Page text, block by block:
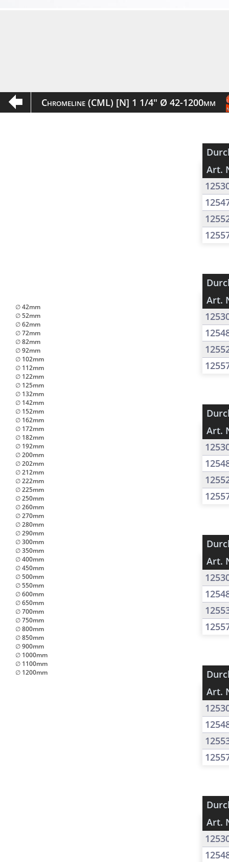
Chromeline (CML) [N] 1 1/4" Ø 42-1200mm
Art.
Art.
Art.
Art.
Art.
Art.
∅ 42mm
∅ 52mm
∅ 62mm
∅ 72mm
∅ 82mm
∅ 92mm
∅ 102mm
∅ 112mm
∅ 122mm
∅ 125mm
∅ 132mm
∅ 142mm
∅ 152mm
∅ 162mm
∅ 172mm
∅ 182mm
∅ 192mm
∅ 200mm
∅ 202mm
∅ 212mm
∅ 222mm
∅ 225mm
∅ 250mm
∅ 260mm
∅ 270mm
∅ 280mm
∅ 290mm
∅ 300mm
∅ 350mm
∅ 400mm
∅ 450mm
∅ 500mm
∅ 550mm
∅ 600mm
∅ 650mm
∅ 700mm
∅ 750mm
∅ 800mm
∅ 850mm
∅ 900mm
∅ 1000mm
∅ 1100mm
∅ 1200mm